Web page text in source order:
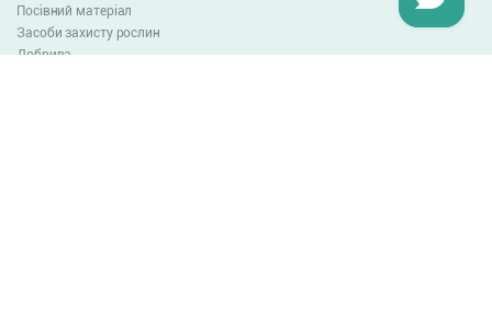
Посівний матеріал
Засоби захисту рослин
Добрива